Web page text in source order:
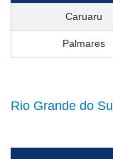
Caruaru
Palmares
Rio Grande do Sul